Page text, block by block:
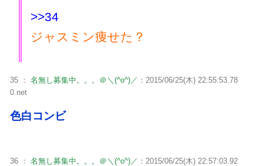
>>34
ジャスミン痩せた？
35 ： 名無し募集中。。。＠＼(^o^)／ ：2015/06/25(木) 22:55:53.78
0.net
色白コンビ
36 ： 名無し募集中。。。＠＼(^o^)／ ：2015/06/25(木) 22:57:03.92